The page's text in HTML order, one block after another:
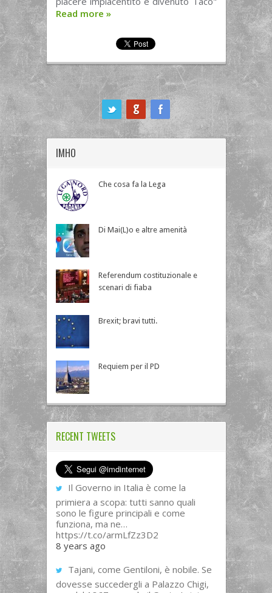
Read more »
IMHO
Che cosa fa la Lega
Di Mai(L)o e altre amenità
Referendum costituzionale e
scenari di fiaba
Brexit; bravi tutti.
Requiem per il PD
RECENT TWEETS
Il Governo in Italia è come la
primiera a scopa: tutti sanno quali
sono le figure principali e come
funziona, ma ne…
https://t.co/armLfZz3D2
8 years ago
Tajani, come Gentiloni, è nobile. Se
dovesse succedergli a Palazzo Chigi,